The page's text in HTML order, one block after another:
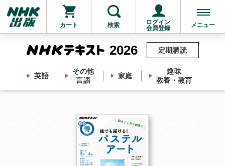
カート 検索
ログイン
会員登録
メニュー
2026
英語
その他
言語
家庭
趣味
教養・教育
定期購読
他にも商品を買う